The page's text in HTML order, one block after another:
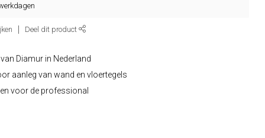
Deel dit product
Diamur in Nederland
aanleg van wand en vloertegels
voor de professional